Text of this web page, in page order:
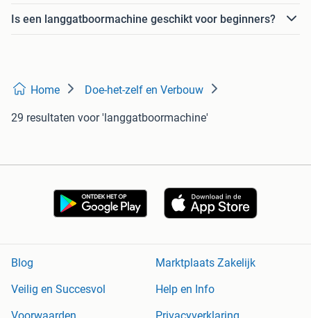
Is een langgatboormachine geschikt voor beginners?
Home Doe-het-zelf en Verbouw
29 resultaten voor 'langgatboormachine'
Blog
Marktplaats Zakelijk
Veilig en Succesvol
Help en Info